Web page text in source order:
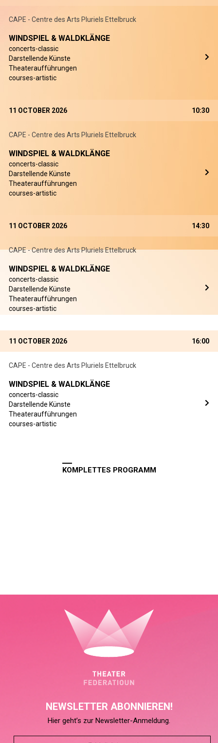
CAPE - Centre des Arts Pluriels Ettelbruck
WINDSPIEL & WALDKLÄNGE
concerts-classic
Darstellende Künste
Theateraufführungen
courses-artistic
11 OCTOBER 2026 10:30
CAPE - Centre des Arts Pluriels Ettelbruck
WINDSPIEL & WALDKLÄNGE
concerts-classic
Darstellende Künste
Theateraufführungen
courses-artistic
11 OCTOBER 2026 14:30
CAPE - Centre des Arts Pluriels Ettelbruck
WINDSPIEL & WALDKLÄNGE
concerts-classic
Darstellende Künste
Theateraufführungen
courses-artistic
11 OCTOBER 2026 16:00
CAPE - Centre des Arts Pluriels Ettelbruck
WINDSPIEL & WALDKLÄNGE
concerts-classic
Darstellende Künste
Theateraufführungen
courses-artistic
KOMPLETTES PROGRAMM
NEWSLETTER ABONNIEREN!
Hier geht’s zur Newsletter-Anmeldung.